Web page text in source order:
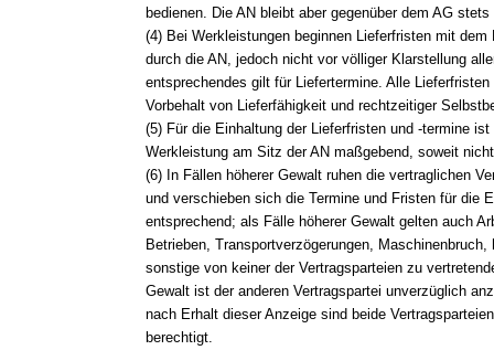
bedienen. Die AN bleibt aber gegenüber dem AG
(4) Bei Werkleistungen beginnen Lieferfristen mit
durch die AN, jedoch nicht vor völliger Klarstellung
entsprechendes gilt für Liefertermine. Alle
Vorbehalt von Lieferfähigkeit und rechtzeitiger
(5) Für die Einhaltung der Lieferfristen und -termine
Werkleistung am Sitz der AN maßgebend, soweit
(6) In Fällen höherer Gewalt ruhen die vertraglichen
und verschieben sich die Termine und Fristen für die
entsprechend; als Fälle höherer Gewalt gelten auch
Betrieben, Transportverzögerungen,
sonstige von keiner der Vertragsparteien zu
Gewalt ist der anderen Vertragspartei unverzüglich
nach Erhalt dieser Anzeige sind beide
berechtigt.